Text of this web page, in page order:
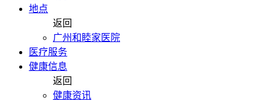
地点
返回
广州和睦家医院
医疗服务
健康信息
返回
健康资讯